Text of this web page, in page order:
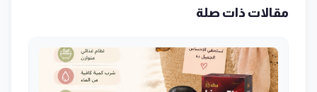
مقالات ذات صلة